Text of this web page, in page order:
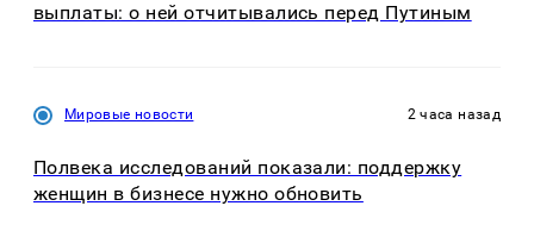
выплаты: о ней отчитывались перед Путиным
Мировые новости 2 часа назад
Полвека исследований показали: поддержку
женщин в бизнесе нужно обновить